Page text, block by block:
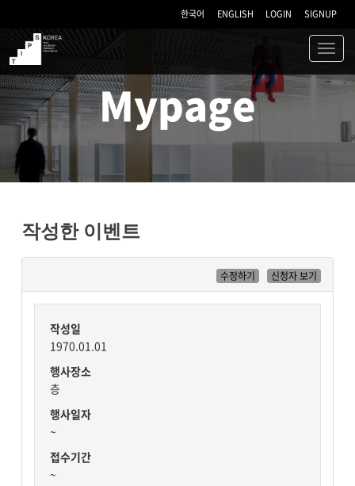
한국어 ENGLISH LOGIN SIGNUP
TIPS
Mypage
작성한 이벤트
수정하기 신청자 보기
작성일
1970.01.01
행사장소
층
행사일자
~
접수기간
~